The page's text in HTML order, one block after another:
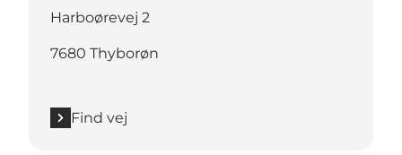
Harboørevej 2
7680 Thyborøn
Find vej